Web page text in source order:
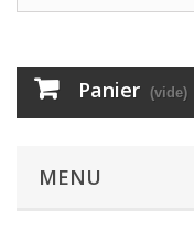
Panier (vide)
MENU